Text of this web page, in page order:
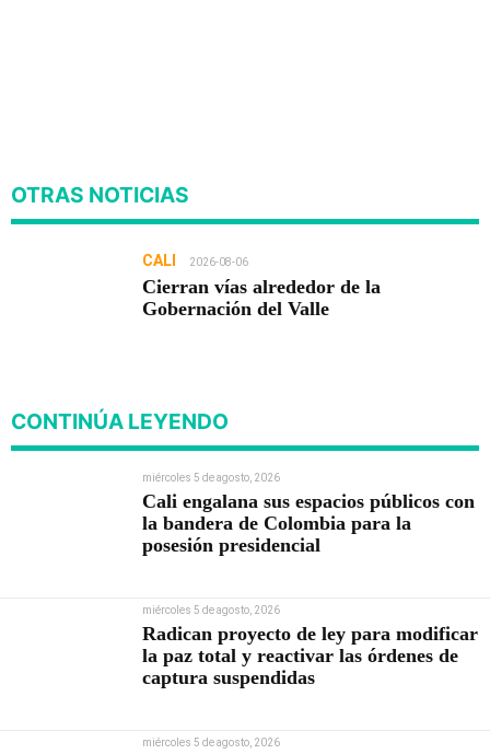
OTRAS NOTICIAS
CALI 2026-08-06
Cierran vías alrededor de la
Gobernación del Valle
CONTINÚA LEYENDO
miércoles 5 de agosto, 2026
Cali engalana sus espacios públicos con
la bandera de Colombia para la
posesión presidencial
miércoles 5 de agosto, 2026
Radican proyecto de ley para modificar
la paz total y reactivar las órdenes de
captura suspendidas
miércoles 5 de agosto, 2026